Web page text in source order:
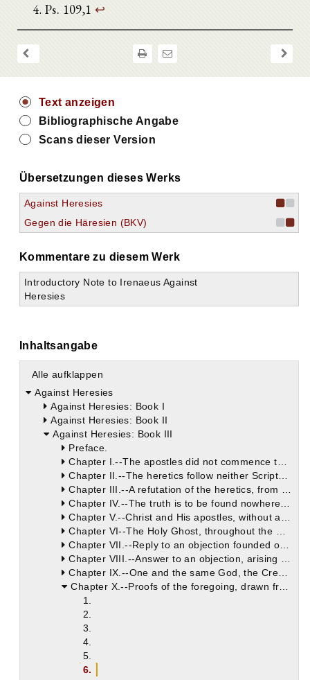
Ps. 109,1 ↩
Text anzeigen
Bibliographische Angabe
Scans dieser Version
Übersetzungen dieses Werks
Against Heresies
Gegen die Häresien (BKV)
Kommentare zu diesem Werk
Introductory Note to Irenaeus Against
Heresies
Inhaltsangabe
Alle aufklappen
Against Heresies
Against Heresies: Book I
Against Heresies: Book II
Against Heresies: Book III
Preface.
Chapter I.--The apostles did not commence to preach the Gospel, or to place anything on record until they were endowed with the gifts and power of the Holy Spirit. They preached one God alone, Maker of heaven and earth.
Chapter II.--The heretics follow neither Scripture nor tradition.
Chapter III.--A refutation of the heretics, from the fact that, in the various Churches, a perpetual succession of bishops was kept up.
Chapter IV.--The truth is to be found nowhere else but in the Catholic Church, the sole depository of apostolical doctrine. Heresies are of recent formation, and cannot trace their origin up to the apostles.
Chapter V.--Christ and His apostles, without any fraud, deception, or hypocrisy, preached that one God, the Father, was the founder of all things. They did not accommodate their doctrine to the prepossessions of their hearers.
Chapter VI--The Holy Ghost, throughout the Old Testament Scriptures, made mention of no other God or Lord, save him who is the true God.
Chapter VII.--Reply to an objection founded on the words of St. Paul (2 Cor. iv. 4). St. Paul occasionally uses words not in their grammatical sequence.
Chapter VIII.--Answer to an objection, arising from the words of Christ (Matt. vi. 24). God alone is to be really called God and Lord, for He is without beginning and end.
Chapter IX.--One and the same God, the Creator of heaven and earth, is He whom the prophets foretold, and who was declared by the Gospel. Proof of this, at the outset, from St. Matthew's Gospel.
Chapter X.--Proofs of the foregoing, drawn from the Gospels of Mark and Luke.
1.
2.
3.
4.
5.
6.